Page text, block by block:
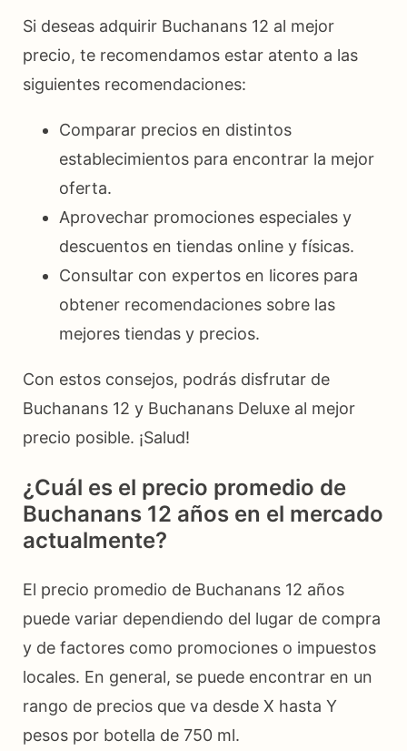
Si deseas adquirir Buchanans 12 al mejor
precio, te recomendamos estar atento a las
siguientes recomendaciones:
Comparar precios en distintos
establecimientos para encontrar la mejor
oferta.
Aprovechar promociones especiales y
descuentos en tiendas online y físicas.
Consultar con expertos en licores para
obtener recomendaciones sobre las
mejores tiendas y precios.
Con estos consejos, podrás disfrutar de
Buchanans 12 y Buchanans Deluxe al mejor
precio posible. ¡Salud!
¿Cuál es el precio promedio de
Buchanans 12 años en el mercado
actualmente?
El precio promedio de Buchanans 12 años
puede variar dependiendo del lugar de compra
y de factores como promociones o impuestos
locales. En general, se puede encontrar en un
rango de precios que va desde X hasta Y
pesos por botella de 750 ml.